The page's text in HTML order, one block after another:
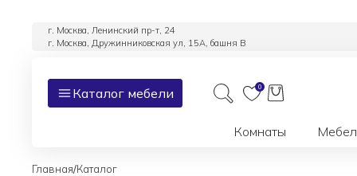
г. Москва, Ленинский пр-т, 24
г. Москва, Дружинниковская ул, 15А, башня В
Каталог мебели 0
Комнаты
Главная/Каталог